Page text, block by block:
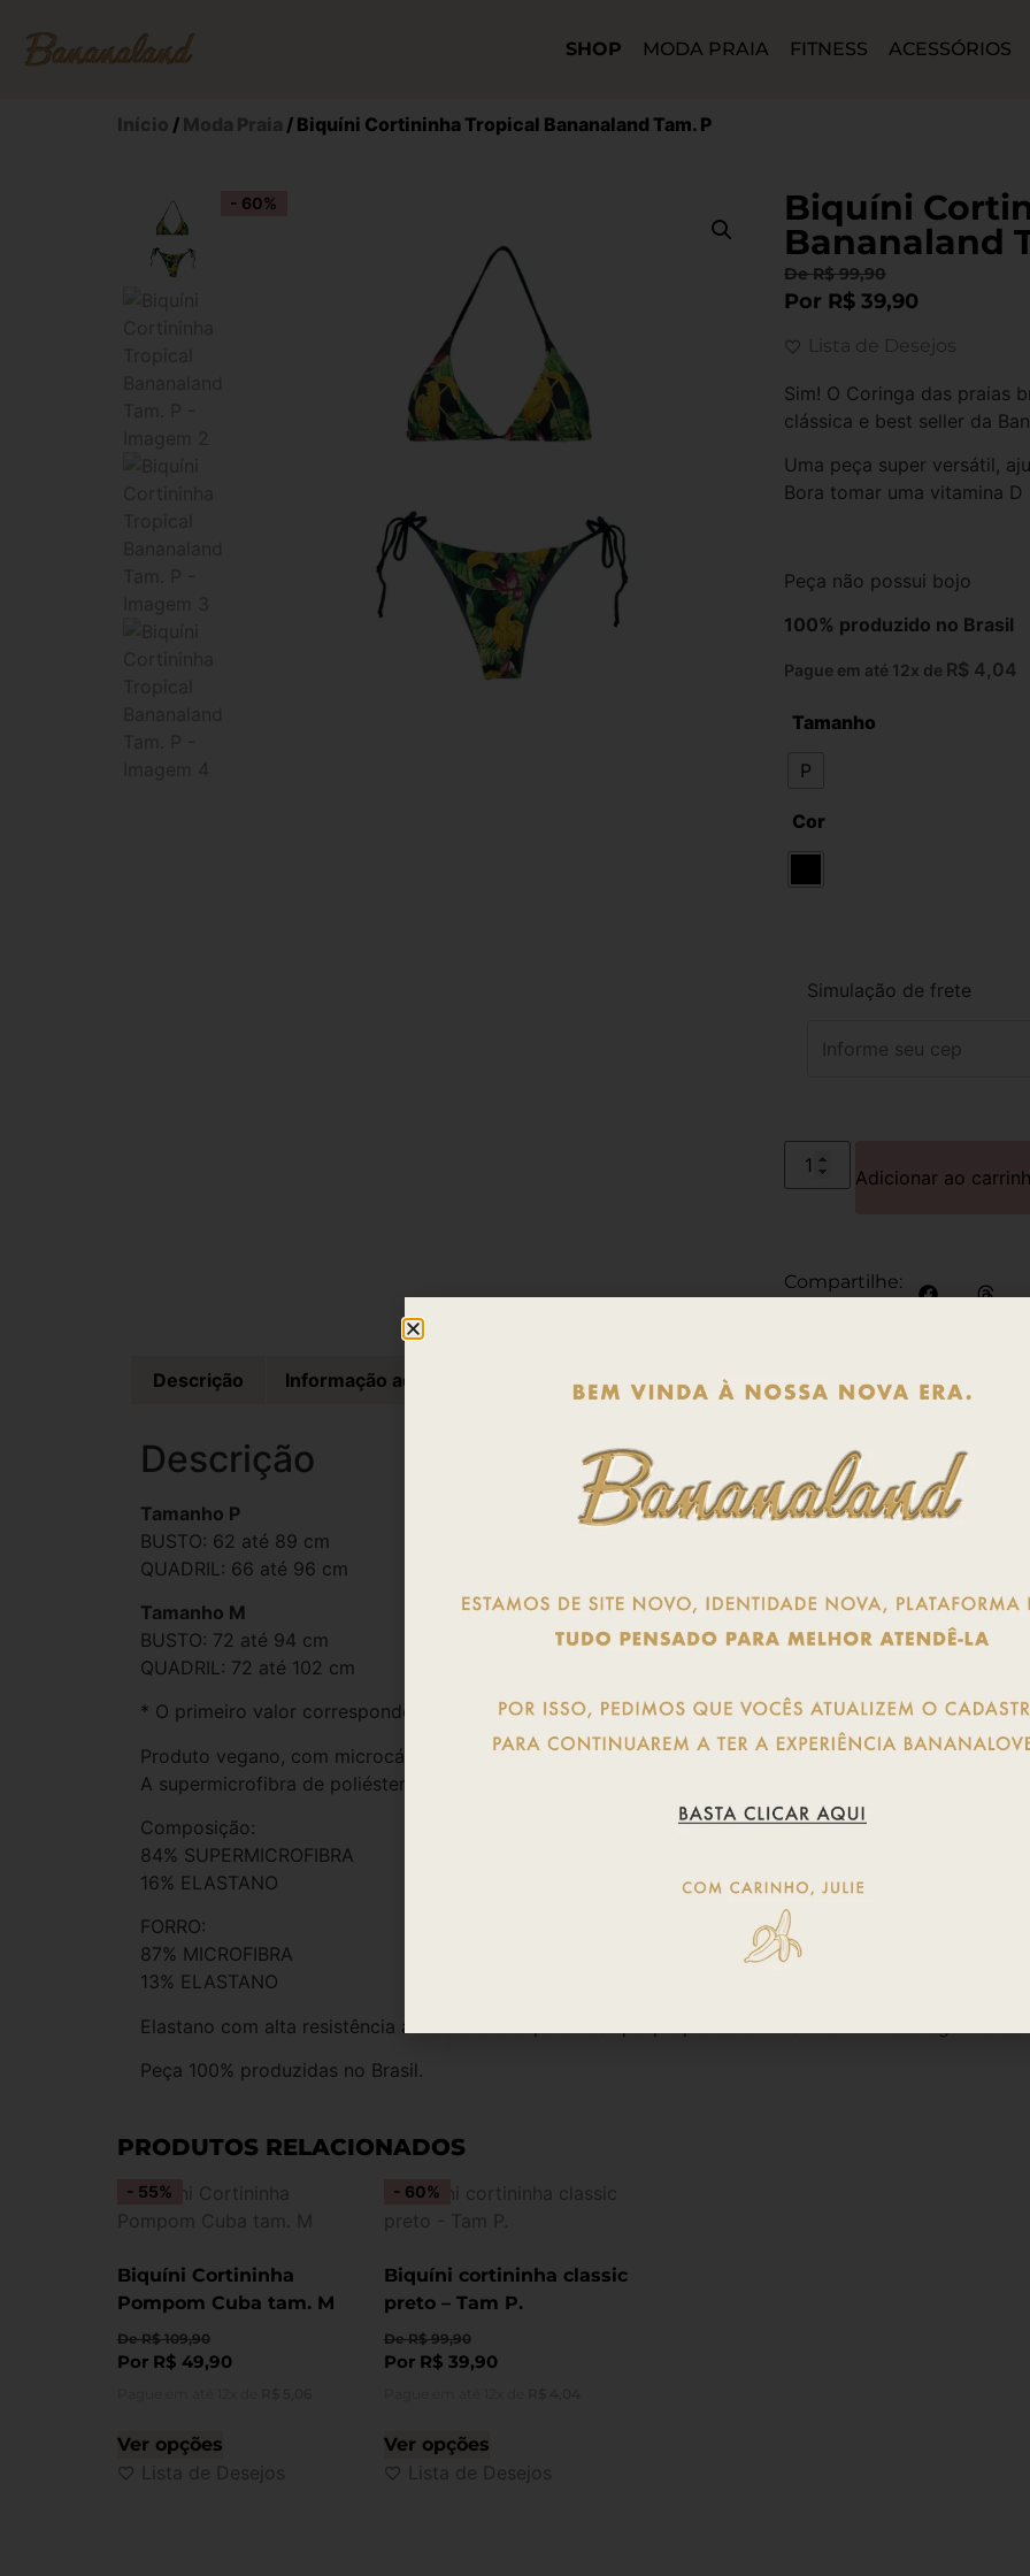
SHOP MODA PRAIA FITNESS ACESSÓRIOS
Início / Moda Praia / Biquíni Cortininha Tropical Bananaland Tam. P
- 60%
Biquíni
Bananaland
DeR$99,90
Por R$ 39,90
Lista de Desejos
Sim! O Coringa das praias
clássica e best seller da
Uma peça super versátil,
Bora tomar uma vitamina D
Peça não possui bojo
100% produzido no Brasil
Pague em até 12x de R$ 4,04
Tamanho
P
Cor
Simulação de frete
Adicionar ao
Compartilhe:
Descrição Informação adicional Avaliações (0)
Descrição
Tamanho P
BUSTO: 62 até 89 cm
QUADRIL: 66 até 96 cm
Tamanho M
BUSTO: 72 até 94 cm
QUADRIL: 72 até 102 cm
* O primeiro valor corresponde a medida da peça original, o segundo valor corresponde a medida
Produto vegano, com microcápsulas de Aloe Vera, tratamento que inibe a proliferação de fungos e
A supermicrofibra de poliéster garante secagem rápida, toque extremamente suave e respirabilidade.
Composição:
84% SUPERMICROFIBRA
16% ELASTANO
FORRO:
87% MICROFIBRA
13% ELASTANO
Elastano com alta resistência ao cloro e alta potência que proporciona uma melhor modelagem e
Peça 100% produzidas no Brasil.
PRODUTOS RELACIONADOS
- 55%
Biquíni Cortininha
Pompom Cuba tam. M
DeR$109,90
Por R$ 49,90
Ver opções
Lista de Desejos
- 60%
Biquíni cortininha classic
preto – Tam P.
DeR$99,90
Por R$ 39,90
Ver opções
Lista de Desejos